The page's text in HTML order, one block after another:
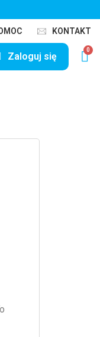
KONTAKT
Zaloguj się